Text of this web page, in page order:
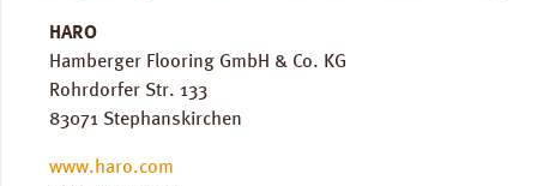
HARO
Hamberger Flooring GmbH & Co. KG
Rohrdorfer Str. 133
83071 Stephanskirchen
www.haro.com